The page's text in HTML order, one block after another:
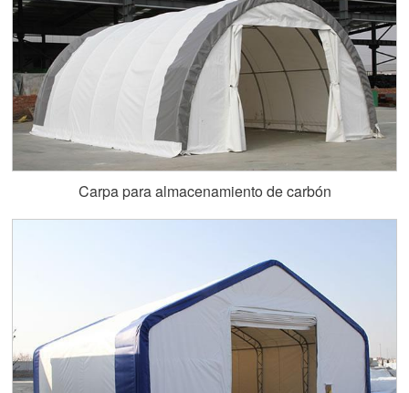
Carpa para almacenamiento de carbón